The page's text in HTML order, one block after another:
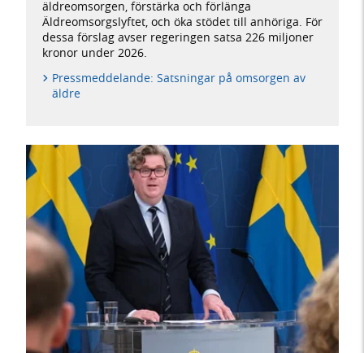
äldreomsorgen, förstärka och förlänga
Äldreomsorgslyftet, och öka stödet till anhöriga. För
dessa förslag avser regeringen satsa 226 miljoner
kronor under 2026.
Pressmeddelande: Satsningar på omsorgen av
äldre